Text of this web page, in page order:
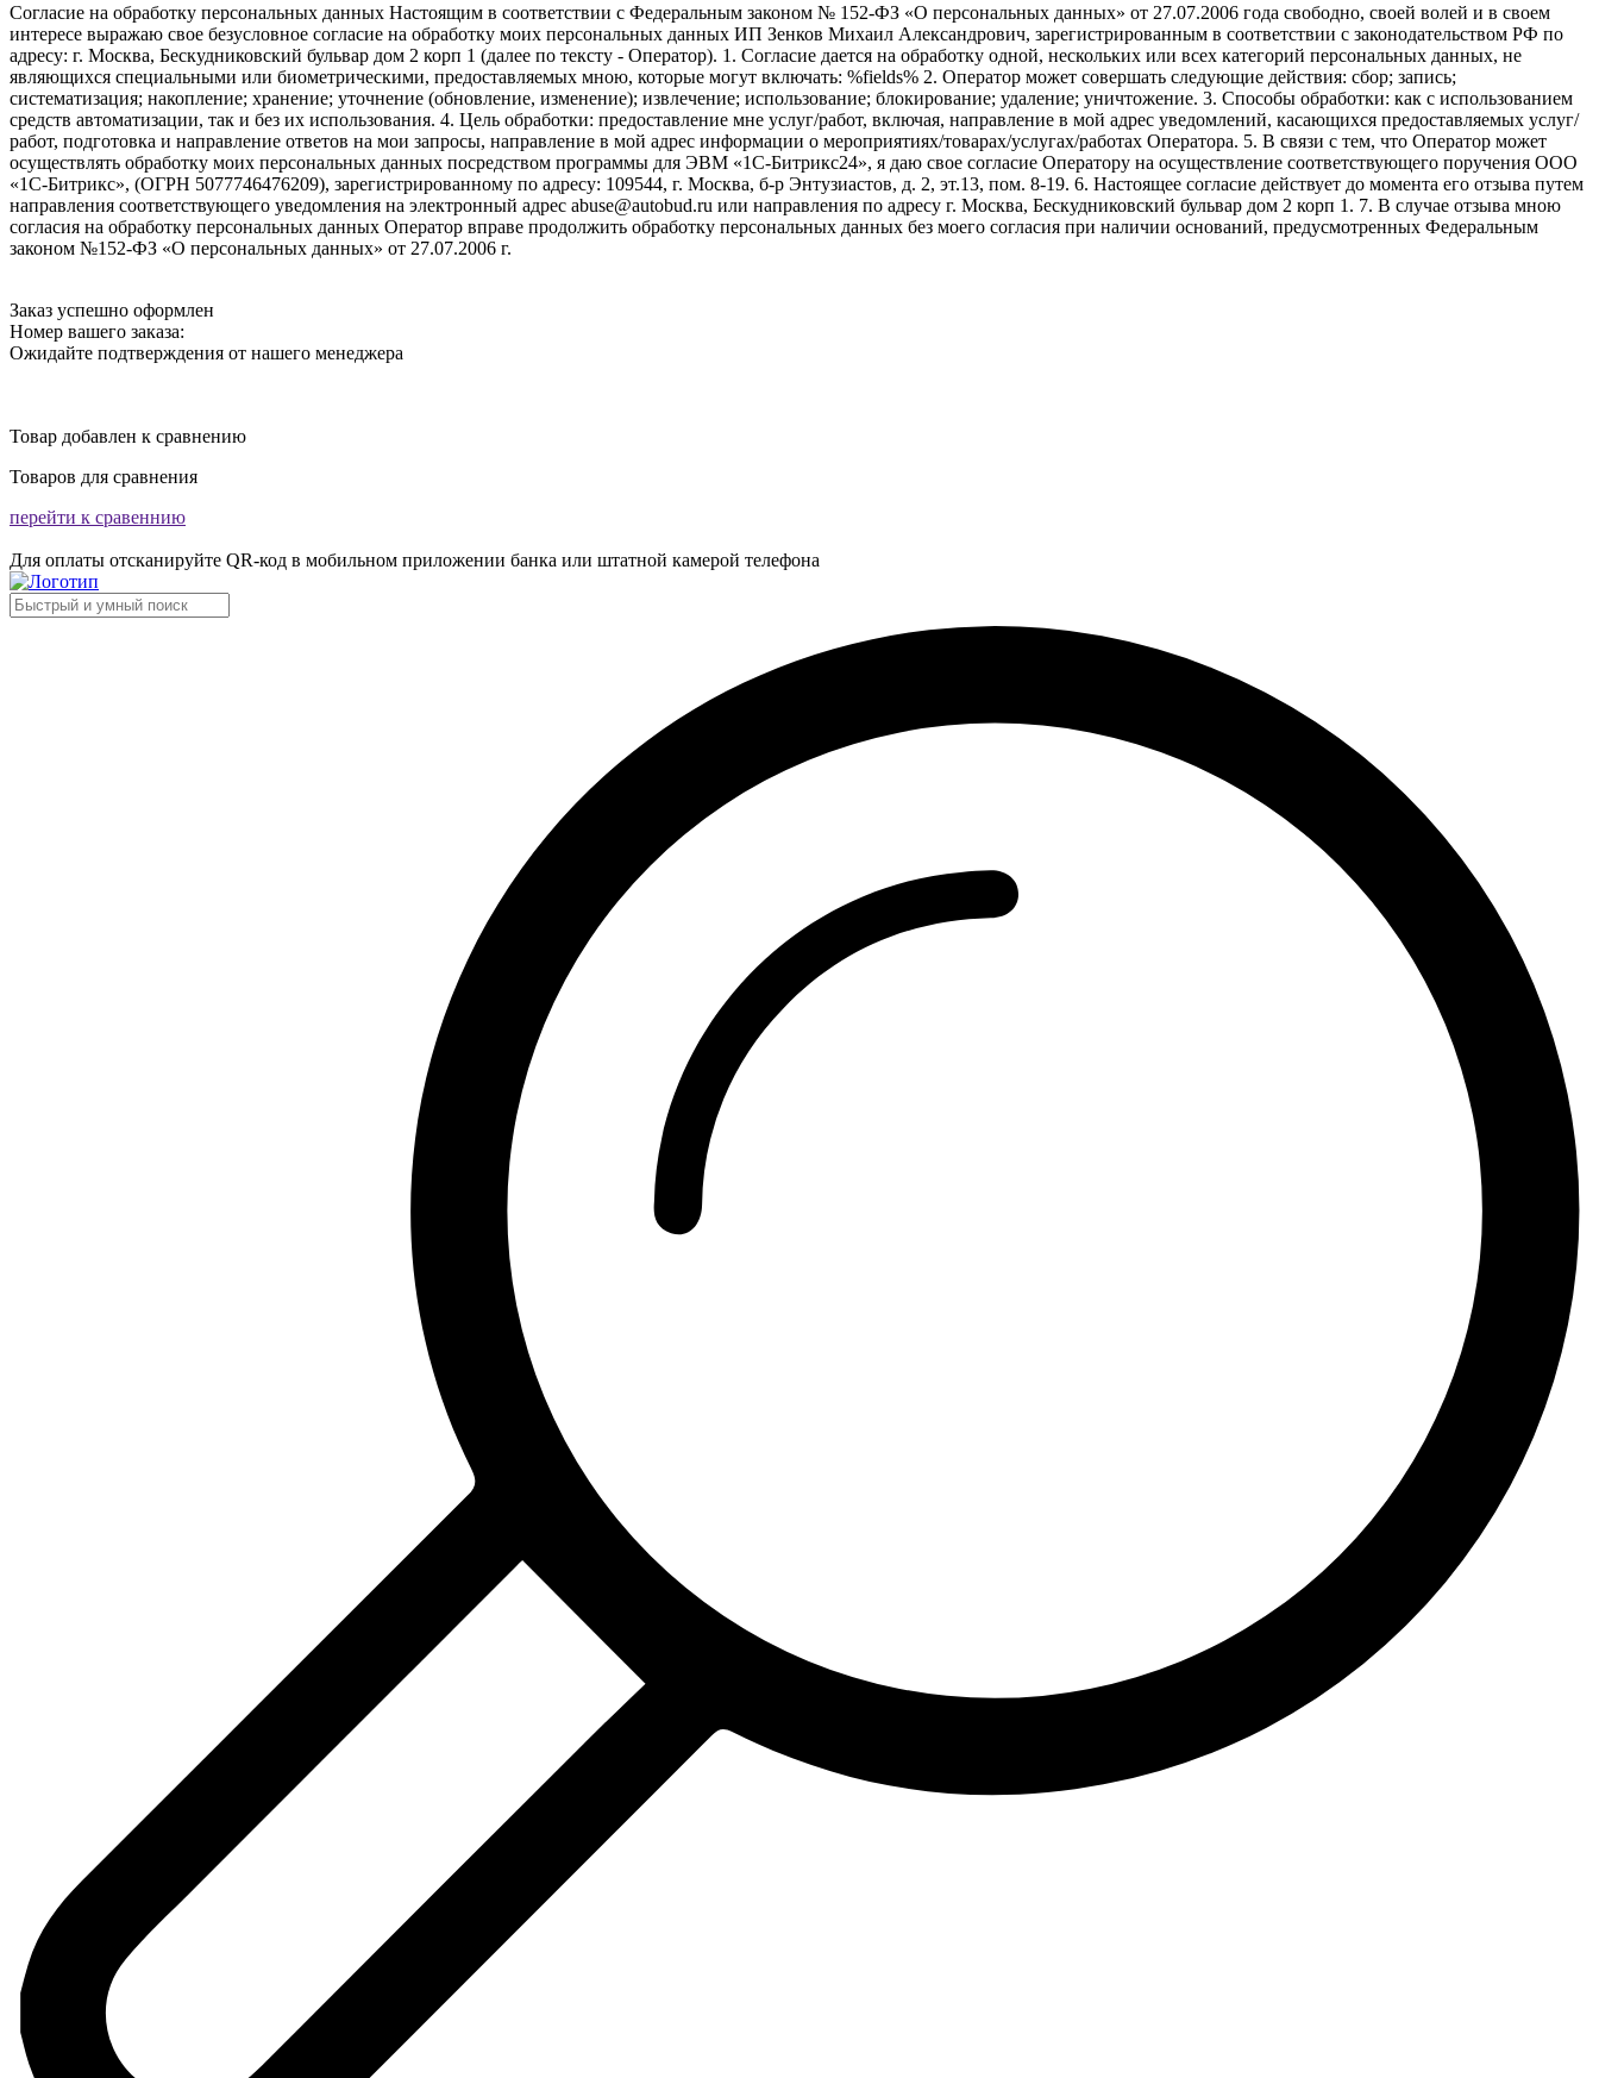
Согласие на обработку персональных данных Настоящим в соответствии с Федеральным законом № 152-ФЗ «О персональных данных» от 27.07.2006 года свободно, своей волей и в своем
интересе выражаю свое безусловное согласие на обработку моих персональных данных ИП Зенков Михаил Александрович, зарегистрированным в соответствии с законодательством РФ по
адресу: г. Москва, Бескудниковский бульвар дом 2 корп 1 (далее по тексту - Оператор). 1. Согласие дается на обработку одной, нескольких или всех категорий персональных данных, не
являющихся специальными или биометрическими, предоставляемых мною, которые могут включать: %fields% 2. Оператор может совершать следующие действия: сбор; запись;
систематизация; накопление; хранение; уточнение (обновление, изменение); извлечение; использование; блокирование; удаление; уничтожение. 3. Способы обработки: как с использованием
средств автоматизации, так и без их использования. 4. Цель обработки: предоставление мне услуг/работ, включая, направление в мой адрес уведомлений, касающихся предоставляемых услуг/
работ, подготовка и направление ответов на мои запросы, направление в мой адрес информации о мероприятиях/товарах/услугах/работах Оператора. 5. В связи с тем, что Оператор может
осуществлять обработку моих персональных данных посредством программы для ЭВМ «1С-Битрикс24», я даю свое согласие Оператору на осуществление соответствующего поручения ООО
«1С-Битрикс», (ОГРН 5077746476209), зарегистрированному по адресу: 109544, г. Москва, б-р Энтузиастов, д. 2, эт.13, пом. 8-19. 6. Настоящее согласие действует до момента его отзыва путем
направления соответствующего уведомления на электронный адрес abuse@autobud.ru или направления по адресу г. Москва, Бескудниковский бульвар дом 2 корп 1. 7. В случае отзыва мною
согласия на обработку персональных данных Оператор вправе продолжить обработку персональных данных без моего согласия при наличии оснований, предусмотренных Федеральным
законом №152-ФЗ «О персональных данных» от 27.07.2006 г.
Заказ успешно оформлен
Номер вашего заказа:
Ожидайте подтверждения от нашего менеджера
Товар добавлен к сравнению
Товаров для сравнения
перейти к сравеннию
Для оплаты отсканируйте QR-код в мобильном приложении банка или штатной камерой телефона